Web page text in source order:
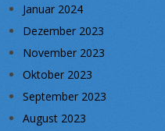
Januar 2024
Dezember 2023
November 2023
Oktober 2023
September 2023
August 2023